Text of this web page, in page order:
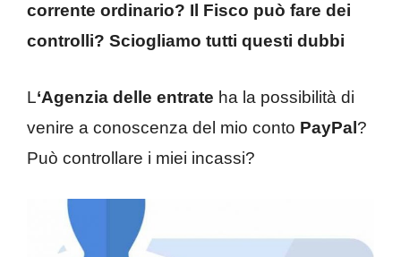
corrente ordinario? Il Fisco può fare dei
controlli? Sciogliamo tutti questi dubbi
L‘Agenzia delle entrate ha la possibilità di
venire a conoscenza del mio conto PayPal?
Può controllare i miei incassi?